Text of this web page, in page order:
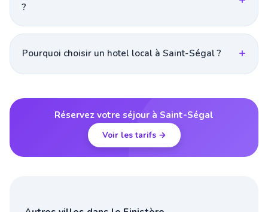
?
Pourquoi choisir un hotel local à Saint-Ségal ?
Réservez votre séjour à Saint-Ségal
Voir les tarifs →